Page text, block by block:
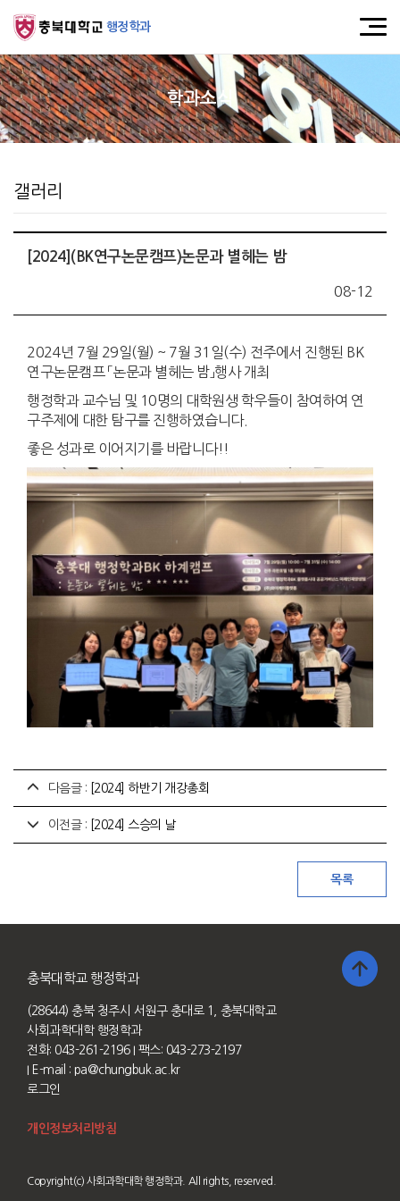
행정학과
학과소식
갤러리
[2024](BK연구논문캠프)논문과 별헤는 밤
08-12
2024년 7월 29일(월) ~ 7월 31일(수) 전주에서 진행된 BK
연구논문캠프 「논문과 별헤는 밤」행사 개최
행정학과 교수님 및 10명의 대학원생 학우들이 참여하여 연
구주제에 대한 탐구를 진행하였습니다.
좋은 성과로 이어지기를 바랍니다!!
다음글 : [2024] 하반기 개강총회
이전글 : [2024] 스승의 날
충북대학교 행정학과
(28644) 충북 청주시 서원구 충대로 1, 충북대학교
사회과학대학 행정학과
전화: 043-261-2196 I 팩스: 043-273-2197
I E-mail : pa@chungbuk.ac.kr
로그인
개인정보처리방침
Copyright(c) 사회과학대학 행정학과. All rights, reserved.